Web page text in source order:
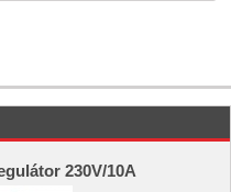
230V/10A